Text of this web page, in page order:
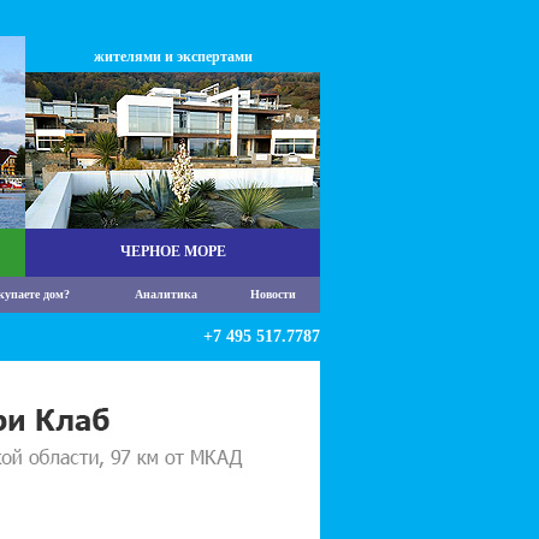
жителями и экспертами
ЧЕРНОЕ МОРЕ
дом? Аналитика Новости
+7 495 517.7787